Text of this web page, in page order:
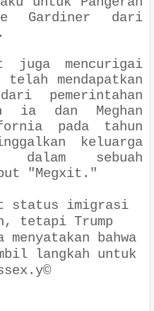
Gardiner dari
juga mencurigai
telah mendapatkan
pemerintahan
ia dan Meghan
pada tahun
keluarga
dalam sebuah
"Megxit."
status imigrasi
tetapi Trump
bahwa
langkah untuk